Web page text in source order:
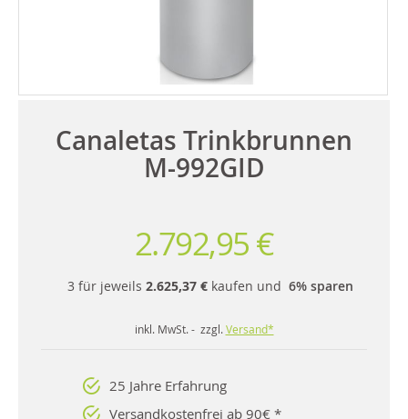
Canaletas Trinkbrunnen
M-992GID
2.792,95 €
3 für jeweils 2.625,37 € kaufen und 6% sparen
inkl. MwSt. - zzgl. Versand*
25 Jahre Erfahrung
Versandkostenfrei ab 90€ *